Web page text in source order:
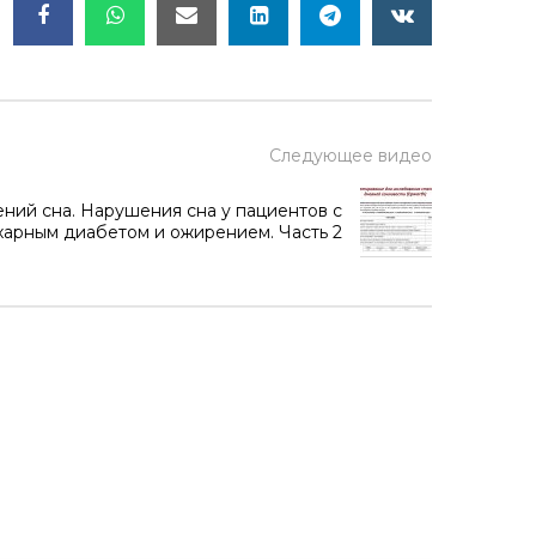
Следующее видео
сна. Нарушения сна у пациентов с
диабетом и ожирением. Часть 2